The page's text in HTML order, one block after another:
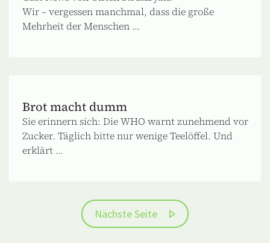
Wir – vergessen manchmal, dass die große
Mehrheit der Menschen ...
Brot macht dumm
Sie erinnern sich: Die WHO warnt zunehmend vor
Zucker. Täglich bitte nur wenige Teelöffel. Und
erklärt ...
Nächste Seite